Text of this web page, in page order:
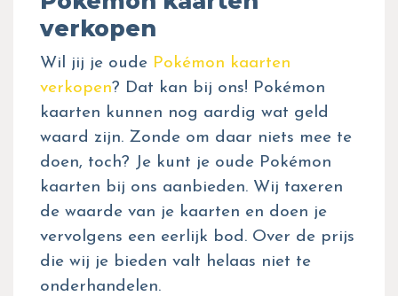
verkopen
Wil jij je oude Pokémon kaarten
verkopen? Dat kan bij ons! Pokémon
kaarten kunnen nog aardig wat geld
waard zijn. Zonde om daar niets mee te
doen, toch? Je kunt je oude Pokémon
kaarten bij ons aanbieden. Wij taxeren
de waarde van je kaarten en doen je
vervolgens een eerlijk bod. Over de prijs
die wij je bieden valt helaas niet te
onderhandelen.